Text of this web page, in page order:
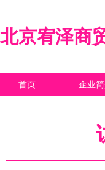
北京宥泽商
首页 企业